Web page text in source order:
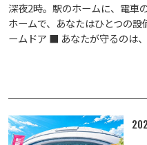
深夜2時。駅のホームに、電車
ホームで、あなたはひとつの
ームドア ■ あなたが守るのは